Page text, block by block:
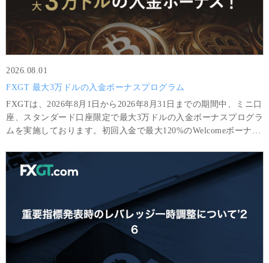
2026.08.01
FXGT 最大3万ドルの入金ボーナスプログラム
FXGTは、2026年8月1日から2026年8月31日までの期間中、ミニ口
座、スタンダード口座限定で最大3万ドルの入金ボーナスプログラ
ムを実施しております。初回入金で最大120%のWelcomeボーナス
けます。